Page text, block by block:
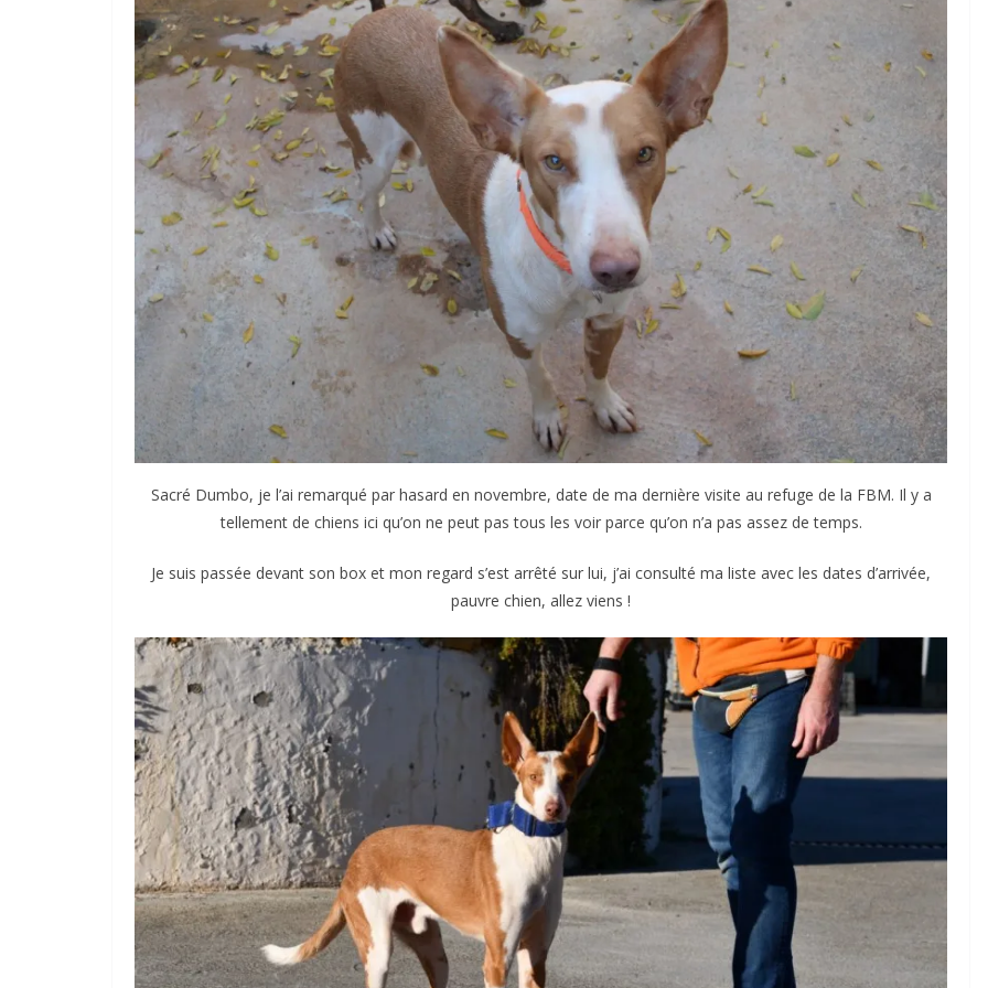
Sacré Dumbo, je l’ai remarqué par hasard en novembre, date de ma dernière visite au refuge de la FBM. Il y a
tellement de chiens ici qu’on ne peut pas tous les voir parce qu’on n’a pas assez de temps.
Je suis passée devant son box et mon regard s’est arrêté sur lui, j’ai consulté ma liste avec les dates d’arrivée,
pauvre chien, allez viens !